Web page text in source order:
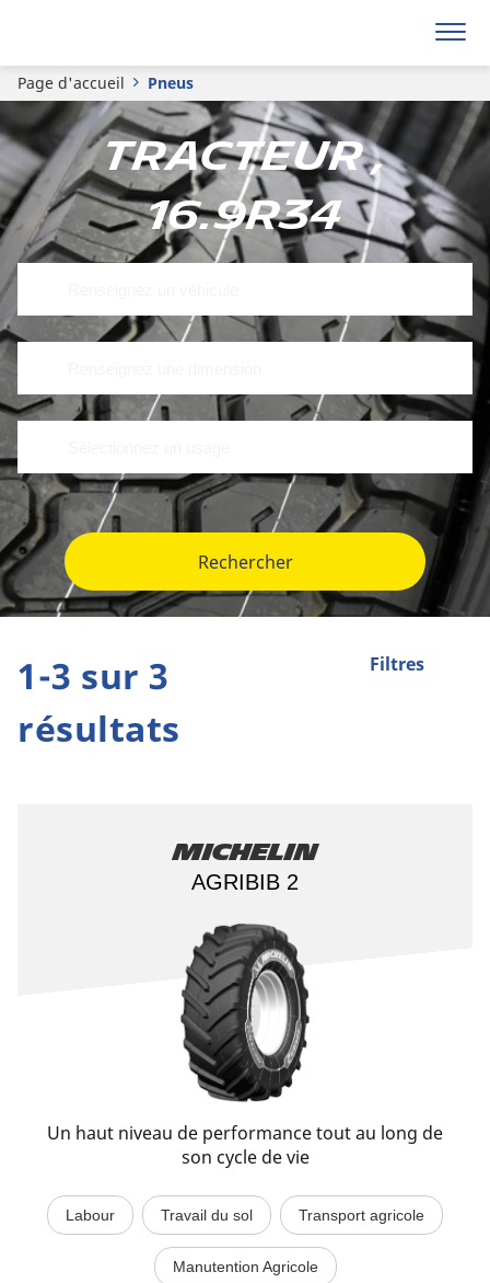
Page d'accueil Pneus
Tracteur ,
16.9R34
Rechercher
Filtres
1-3 sur 3
résultats
Michelin
AGRIBIB 2
Un haut niveau de performance tout au long de
son cycle de vie
Labour Travail du sol Transport agricole
Manutention Agricole